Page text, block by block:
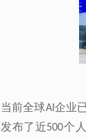
当前全球AI 企业
发布了近500个